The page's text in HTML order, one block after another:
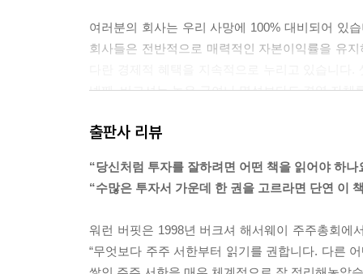
여러분의 회사는 우리 사망에 100% 대비되어 있
회사들은 전반적으로 매력적인 자본이익률을 유
넷째, 버크셔는 높은 급여나 명성보다도 경영 자
---「1장. 기업 지배구조」중에서
우리는 기업을 통째로 인수하는 것이나 시장에
기 경제성이 좋은 기업을 사려고 합니다. 우리의
---「2장. 투자」중에서
출판사 리뷰
“당신처럼 투자를 잘하려면 어떤 책을 읽어야 하나
“수많은 투자서 가운데 한 권을 고르라면 단연 이
워런 버핏은 1998년 버크셔 해서웨이 주주총회에
“무엇보다 주주 서한부터 읽기를 권합니다. 다른